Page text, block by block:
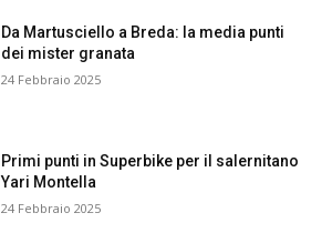
Da Martusciello a Breda: la media punti
dei mister granata
24 Febbraio 2025
Primi punti in Superbike per il salernitano
Yari Montella
24 Febbraio 2025